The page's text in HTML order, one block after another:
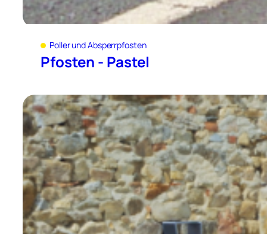
Poller und Absperrpfosten
Pfosten - Pastel